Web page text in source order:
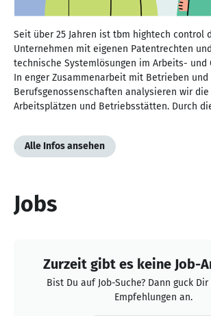
Seit über 25 Jahren ist tbm hightech control
Unternehmen mit eigenen Patentrechten
technische Systemlösungen im Arbeits- und
In enger Zusammenarbeit mit Betrieben und
Berufsgenossenschaften analysieren wir die
Arbeitsplätzen und Betriebsstätten. Durch
Alle Infos ansehen
Jobs
Zurzeit gibt es keine Job-
Bist Du auf Job-Suche? Dann guck
Empfehlungen an.